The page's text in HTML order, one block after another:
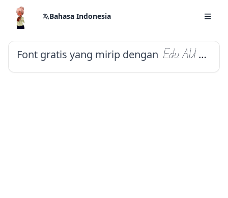
Bahasa Indonesia
Font gratis yang mirip dengan Edu AU VIC WA NT Dots